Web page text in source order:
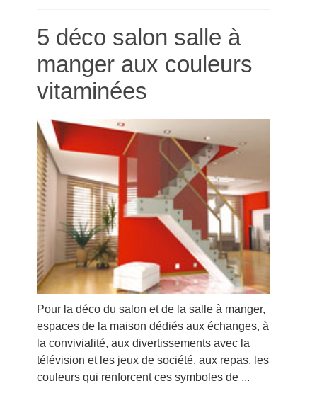
5 déco salon salle à
manger aux couleurs
vitaminées
Pour la déco du salon et de la salle à manger,
espaces de la maison dédiés aux échanges, à
la convivialité, aux divertissements avec la
télévision et les jeux de société, aux repas, les
couleurs qui renforcent ces symboles de ...